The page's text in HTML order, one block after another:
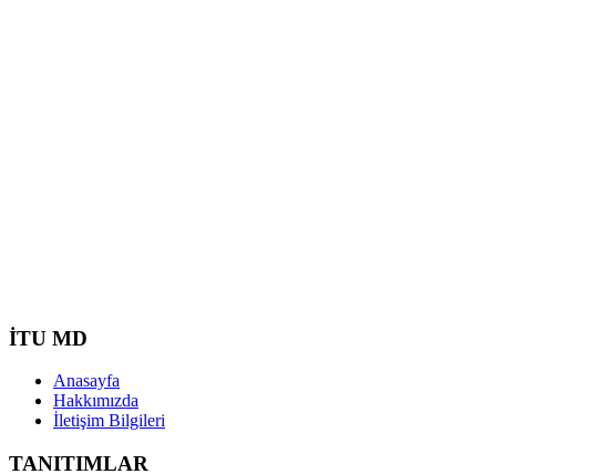
İTU MD
Anasayfa
Hakkımızda
İletişim Bilgileri
TANITIMLAR